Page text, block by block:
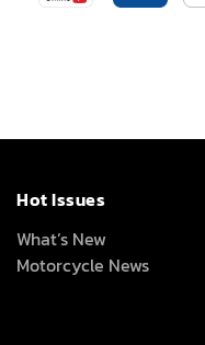
Hot Issues
What’s New
Motorcycle News